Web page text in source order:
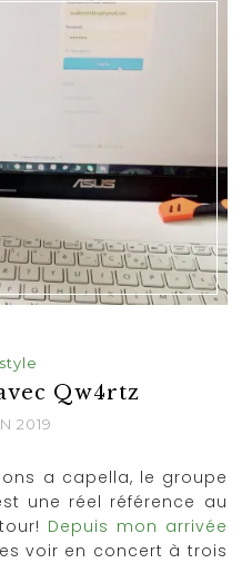
Qw4rtz
2019
a capella, le groupe
une réel référence au
Depuis mon arrivée
voir en concert à trois